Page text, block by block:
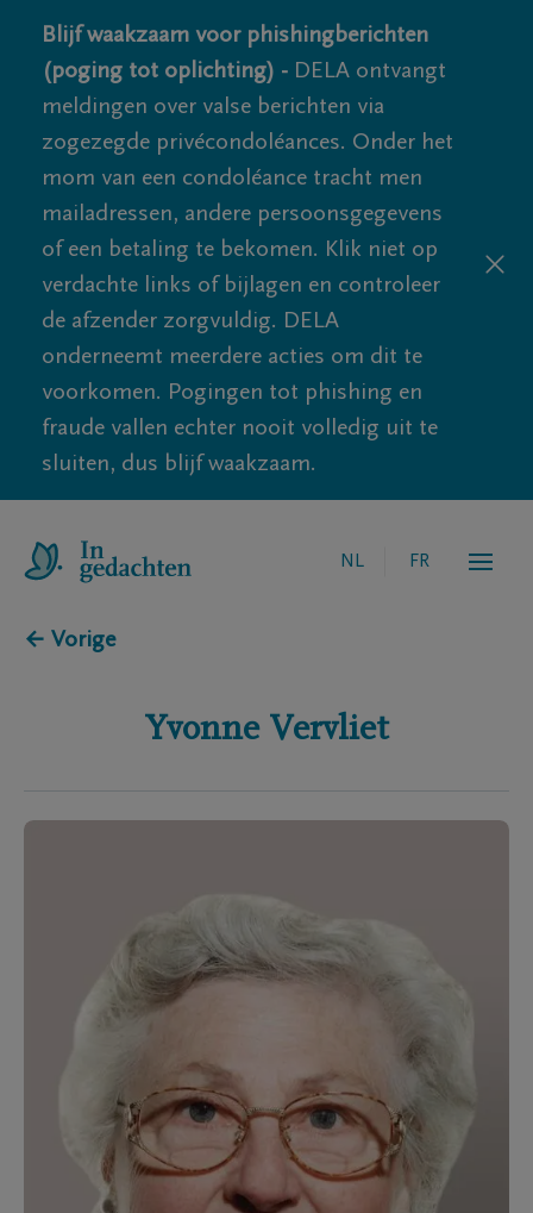
Blijf waakzaam voor phishingberichten
(poging tot oplichting) - DELA ontvangt
meldingen over valse berichten via
zogezegde privécondoléances. Onder het
mom van een condoléance tracht men
mailadressen, andere persoonsgegevens
of een betaling te bekomen. Klik niet op
verdachte links of bijlagen en controleer
de afzender zorgvuldig. DELA
onderneemt meerdere acties om dit te
voorkomen. Pogingen tot phishing en
fraude vallen echter nooit volledig uit te
sluiten, dus blijf waakzaam.
NL FR
← Vorige
Yvonne Vervliet